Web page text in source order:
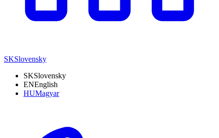
SKSlovensky
SKSlovensky
ENEnglish
HUMagyar